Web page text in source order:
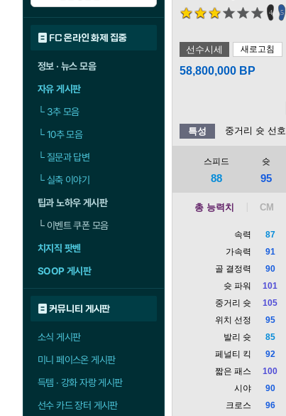
FC 온라인 화제 집중
정보 · 뉴스 모음
자유 게시판
└3추 모음
└10추 모음
└질문과 답변
└실축 이야기
팁과 노하우 게시판
└이벤트 쿠폰 모음
치지직 팟벤
SOOP 게시판
커뮤니티 게시판
소식 게시판
미니 페이스온 게시판
득템 · 강화 자랑 게시판
선수 카드 장터 게시판
4 5
선수시세
새로고침
58,800,000 BP
특성 중거리 슛 선호
스피드
88
슛
95
총 능력치
속력
87
가속력
91
골 결정력
90
슛 파워
101
중거리 슛
105
위치 선정
95
발리 슛
85
페널티 킥
92
짧은 패스
100
시야
90
크로스
96